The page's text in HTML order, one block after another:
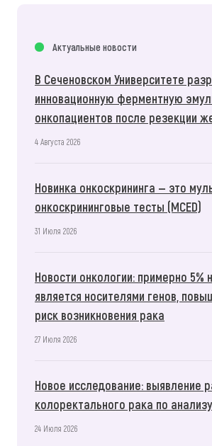
Актуальные новости
В Сеченовском Университете
инновационную ферментную
онкопациентов после резекции
4 Августа 2026
Новинка онкоскрининга — это
онкоскрининговые тесты (MCED)
31 Июля 2026
Новости онкологии: примерно 5%
является носителями генов,
риск возникновения рака
27 Июля 2026
Новое исследование: выявление
колоректального рака по
24 Июля 2026